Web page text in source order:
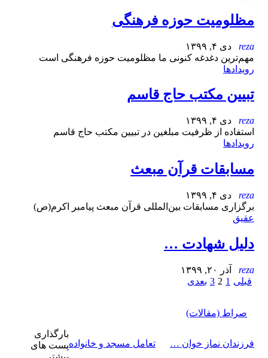
مظلومیت حوزه فرهنگی
reza
دی ۴, ۱۳۹۹
مهم‌ترین دغدغه کنونی ما مظلومیت حوزه فرهنگی است
رویدادها
تبیین مکتب حاج قاسم
reza
دی ۴, ۱۳۹۹
استفاده از ظرفیت مبلغین در تبیین مکتب حاج قاسم
رویدادها
مسابقات قرآن مبعث
reza
دی ۴, ۱۳۹۹
برگزاری مسابقات بین‌المللی قرآن مبعث پیامبر اکرم(ص)
عقیق
دلیل شهادت …
reza
آذر ۲۰, ۱۳۹۹
قبلی 1
2
3 بعدی
صراط (مقالات)
فرزندان نماز خوان … تعامل مسجد و خانواده
بارگذاری
پست های